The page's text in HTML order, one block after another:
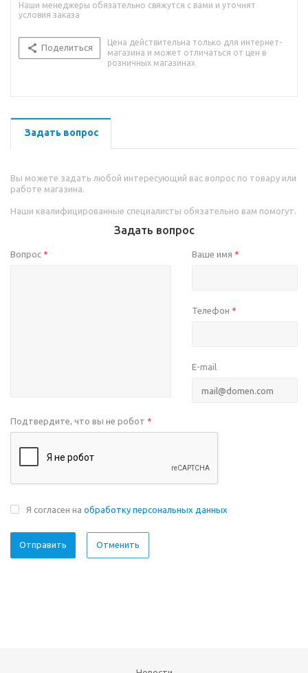
Наши менеджеры обязательно свяжутся с вами и уточнят
условия заказа
Поделиться
Цена действительна только для интернет-
магазина и может отличаться от цен в
розничных магазинах
Задать вопрос
Вы можете задать любой интересующий вас вопрос по товару или
работе магазина.
Наши квалифицированные специалисты обязательно вам помогут.
Задать вопрос
Вопрос * Ваше имя *
Телефон *
E-mail
Подтвердите, что вы не робот *
Я согласен на обработку персональных данных
Отменить